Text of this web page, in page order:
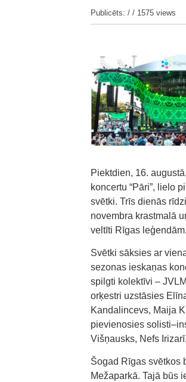
Publicēts: / / 1575 views
Piektdien, 16.
koncertu “Pāri”, lielo
svētki. Trīs dienās
novembra krastmalā
veltīti Rīgas leģendām.
Svētki sāksies ar
sezonas ieskaņas
spilgti kolektīvi –
orķestri uzstāsies
Kandalincevs, Maija
pievienosies
Višņausks, Nefs
Šogad Rīgas svētkos
Mežaparkā. Tajā būs